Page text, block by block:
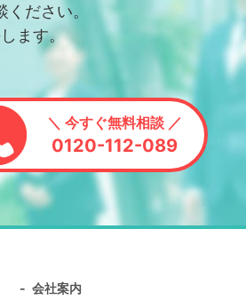
ださい。
ます。
＼ 今すぐ無料相談 ／
0120-112-089
会社案内